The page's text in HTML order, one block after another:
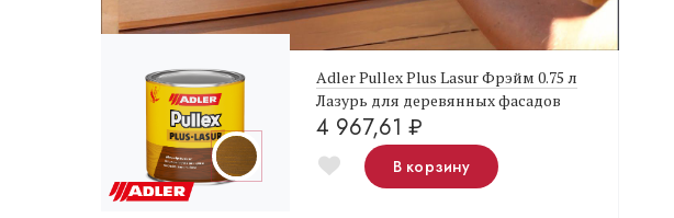
Adler Pullex Plus Lasur Фрэйм 0.75 л
Лазурь для деревянных фасадов
4 967,61 ₽
В корзину